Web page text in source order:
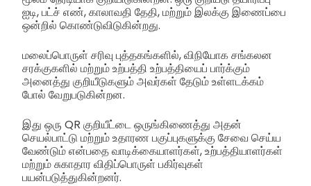
ஐடி, பட்ச் எண், காலாவதி தேதி, மற்றும் இலக்கு இணைப்பை
ஒன்றில் கொண்டுவிடுகின்றது.
மலைப்பொருள் சரிவு புத்தகங்களில், விநியோக சங்கலன
சரக்குகளில் மற்றும் உற்பத்தி உற்பத்தியைப் பார்க்கும்
அனைத்து குறியீடுகளும் அவர்கள் தேடும் உள்ளடக்கம்
போல் வேறுபடுகின்றன.
இது ஒரு QR குறியீட்டை ஒருங்கிணைத்து அதன்
செயல்பாட்டு மற்றும் உதாரண பகுப்புகளுக்கு சேவை செய்ய
வேண்டும் என்பதை வாடிக்கையாளர்கள், உற்பத்தியாளர்கள்
மற்றும் சுகாதார விதிப்பொருள் பகிர்வுகள்
பயன்படுத்துகின்றனர்.